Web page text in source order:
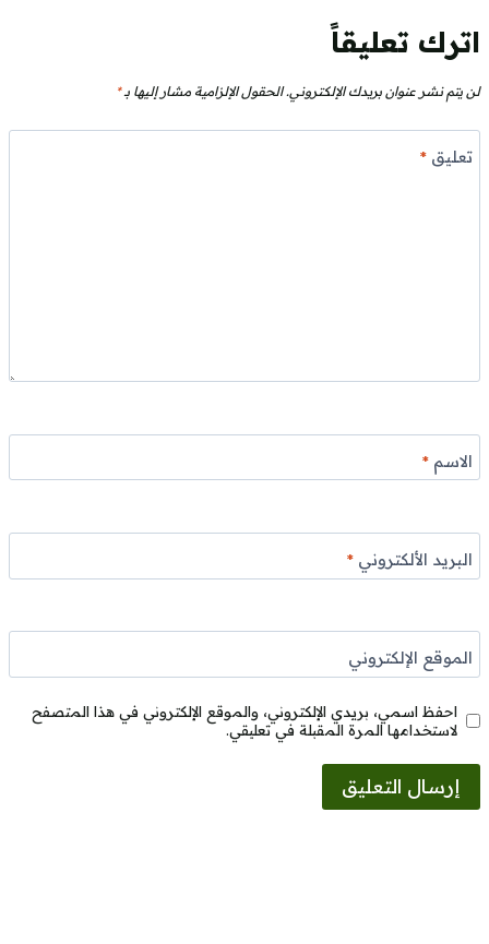
اترك تعليقاً
لن يتم نشر عنوان بريدك الإلكتروني. الحقول الإلزامية مشار إليها بـ*
تعليق*
الاسم*
البريد الألكتروني*
الموقع الإلكتروني
احفظ اسمي، بريدي الإلكتروني، والموقع الإلكتروني في هذا المتصفح
لاستخدامها المرة المقبلة في تعليقي.